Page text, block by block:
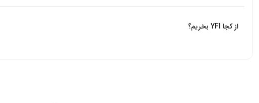
از بین کیف پول هایی که ارز YFI را پشتیبانی می‌کنند، کیف پول Trust wallet کیف پول سرد رسمی بایننس است که پیشنهاد میکنیم از آن استفاده کنید.
از کجا YFI بخریم؟